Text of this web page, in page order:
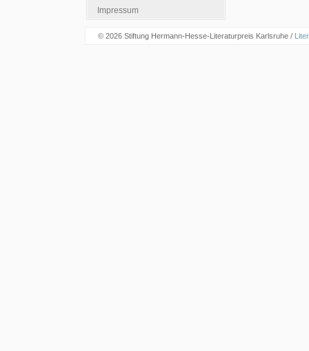
Impressum
© 2026 Stiftung Hermann-Hesse-Literaturpreis Karlsruhe /